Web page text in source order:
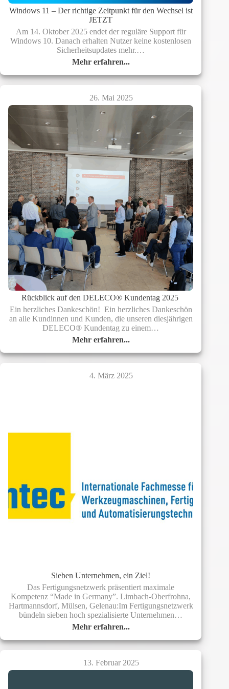
Windows 11 – Der richtige Zeitpunkt für den Wechsel ist
JETZT
Am 14. Oktober 2025 endet der reguläre Support für
Windows 10. Danach erhalten Nutzer keine kostenlosen
Sicherheitsupdates mehr.…
Mehr erfahren...
Windows
11
–
richtige
Zeitpunkt
den
Wechsel
JETZT
26. Mai 2025
Rückblick auf den DELECO® Kundentag 2025
Ein herzliches Dankeschön! Ein herzliches Dankeschön
an alle Kundinnen und Kunden, die unseren diesjährigen
DELECO® Kundentag zu einem…
Mehr erfahren...
Rückblick
auf
den
DELECO®
Kundentag
4. März 2025
Sieben Unternehmen, ein Ziel!
Das Fertigungsnetzwerk präsentiert maximale
Kompetenz “Made in Germany”. Limbach-Oberfrohna,
Hartmannsdorf, Mülsen, Gelenau:Im Fertigungsnetzwerk
bündeln sieben hoch spezialisierte Unternehmen…
Mehr erfahren...
Sieben
Unternehmen,
ein
Ziel!13. Februar 2025